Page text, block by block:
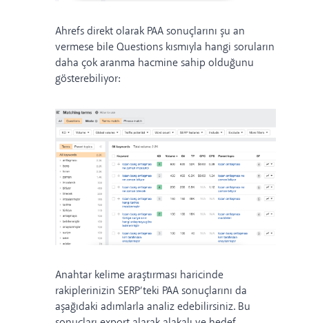
Ahrefs direkt olarak PAA sonuçlarını şu an
vermese bile Questions kısmıyla hangi soruların
daha çok aranma hacmine sahip olduğunu
gösterebiliyor:
Anahtar kelime araştırması haricinde
rakiplerinizin SERP’teki PAA sonuçlarını da
aşağıdaki adımlarla analiz edebilirsiniz. Bu